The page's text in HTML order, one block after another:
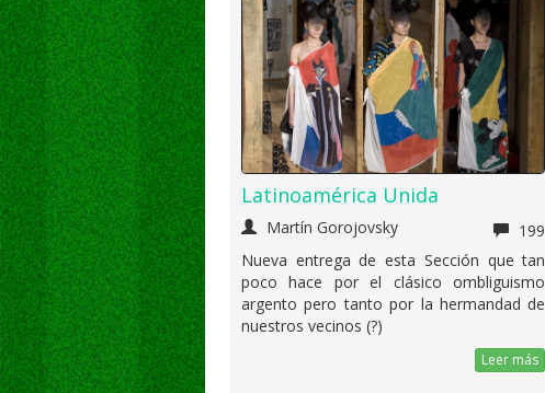
Latinoamérica Unida
Martín Gorojovsky
199
Nueva entrega de esta Sección que tan
poco hace por el clásico ombliguismo
argento pero tanto por la hermandad de
nuestros vecinos (?)
Leer más